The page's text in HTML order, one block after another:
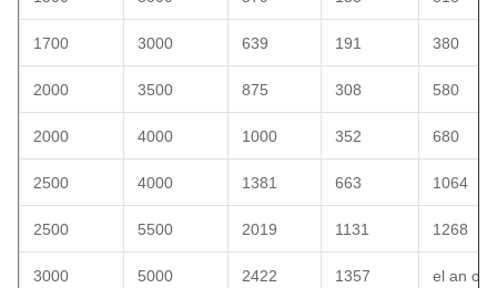
1700 3000 639 191 380
2000 3500 875 308 580
2000 4000 1000 352 680
2500 4000 1381 663 1064
2500 5500 2019 1131 1268
3000 5000 2422 1357 el an o